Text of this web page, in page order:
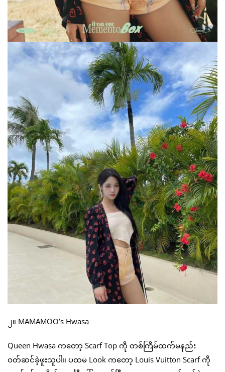
၂။ MAMAMOO’s Hwasa
Queen Hwasa ကတော့ Scarf Top ကို တစ်ကြိမ်ထက်မနည်း
ဝတ်ဆင်ခဲ့ဖူးသူပါ။ ပထမ Look ကတော့ Louis Vuitton Scarf ကို